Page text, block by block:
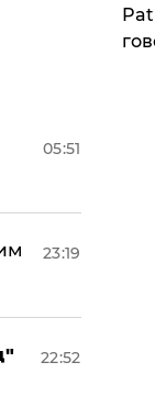
05:51
23:19
22:52